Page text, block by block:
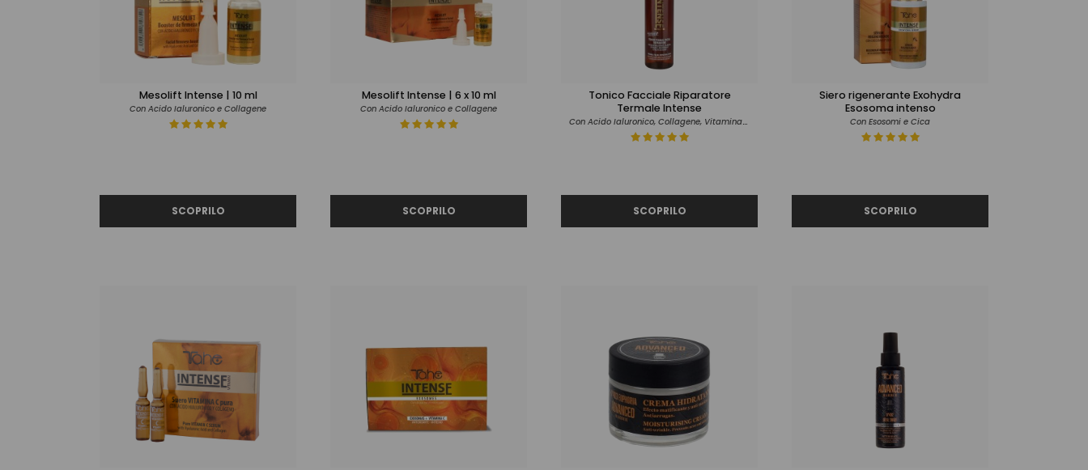
Mesolift Intense | 10 ml
Con Acido Ialuronico e Collagene
Mesolift Intense | 6 x 10 ml
Con Acido Ialuronico e Collagene
Tonico Facciale Riparatore
Termale Intense
Con Acido Ialuronico, Collagene, Vitamina E, Niacinamide ed Estratto di Bambù
Siero rigenerante Exohydra
Esosoma intenso
Con Esosomi e Cica